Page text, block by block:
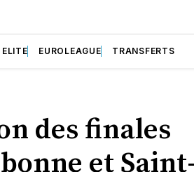
EUROLEAGUE TRANSFERTS
des finales
et